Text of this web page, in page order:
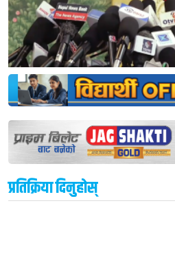
प्रतिक्रिया दिनुहोस्